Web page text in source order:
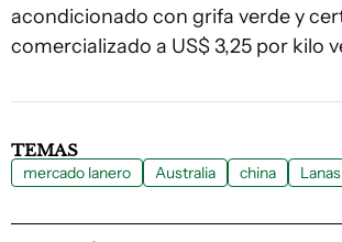
acondicionado con grifa verde y
comercializado a US$ 3,25 por kilo
TEMAS
mercado lanero Australia china Lanas